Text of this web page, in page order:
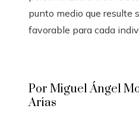
punto medio que resulte
favorable para cada
Por Miguel Ángel
Arias